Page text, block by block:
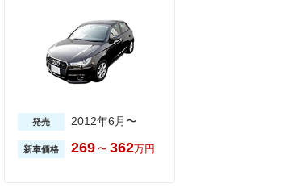
発売 2012年6月〜
新車価格 269～ 362万円